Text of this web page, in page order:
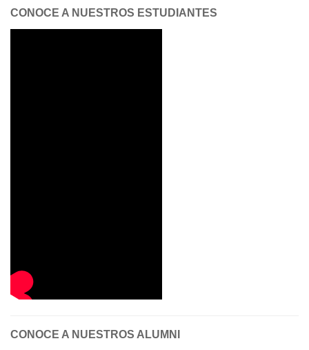
CONOCE A NUESTROS ESTUDIANTES
CONOCE A NUESTROS ALUMNI